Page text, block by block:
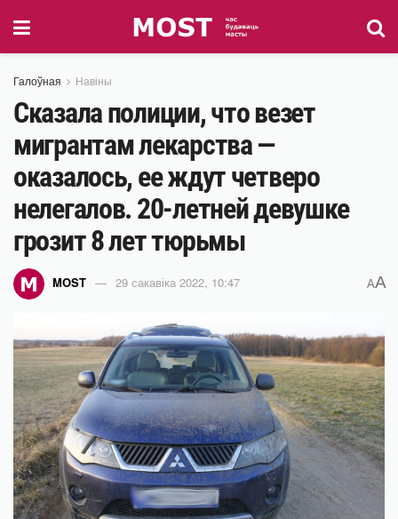
Галоўная Навіны
Сказала полиции, что везет
мигрантам лекарства —
оказалось, ее ждут четверо
нелегалов. 20-летней девушке
грозит 8 лет тюрьмы
MOST 29 сакавіка 2022, 10:47 AA